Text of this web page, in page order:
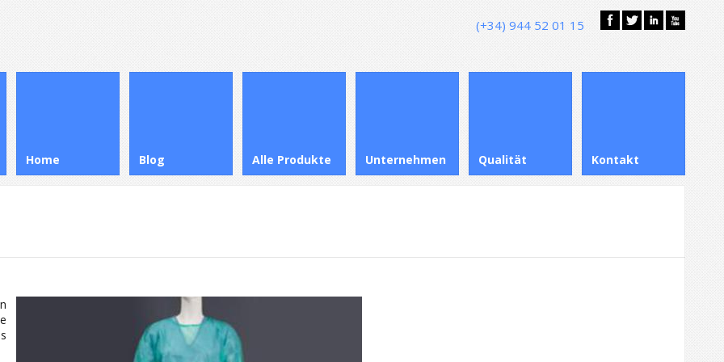
(+34) 944 52 01 15
Home Blog Alle Produkte Unternehmen Qualität Kontakt